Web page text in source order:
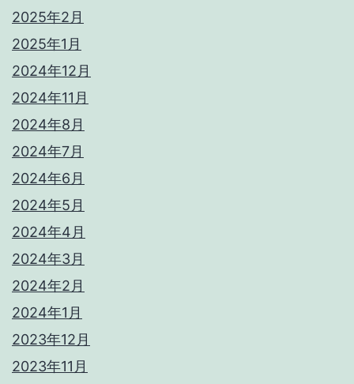
2025年2月
2025年1月
2024年12月
2024年11月
2024年8月
2024年7月
2024年6月
2024年5月
2024年4月
2024年3月
2024年2月
2024年1月
2023年12月
2023年11月